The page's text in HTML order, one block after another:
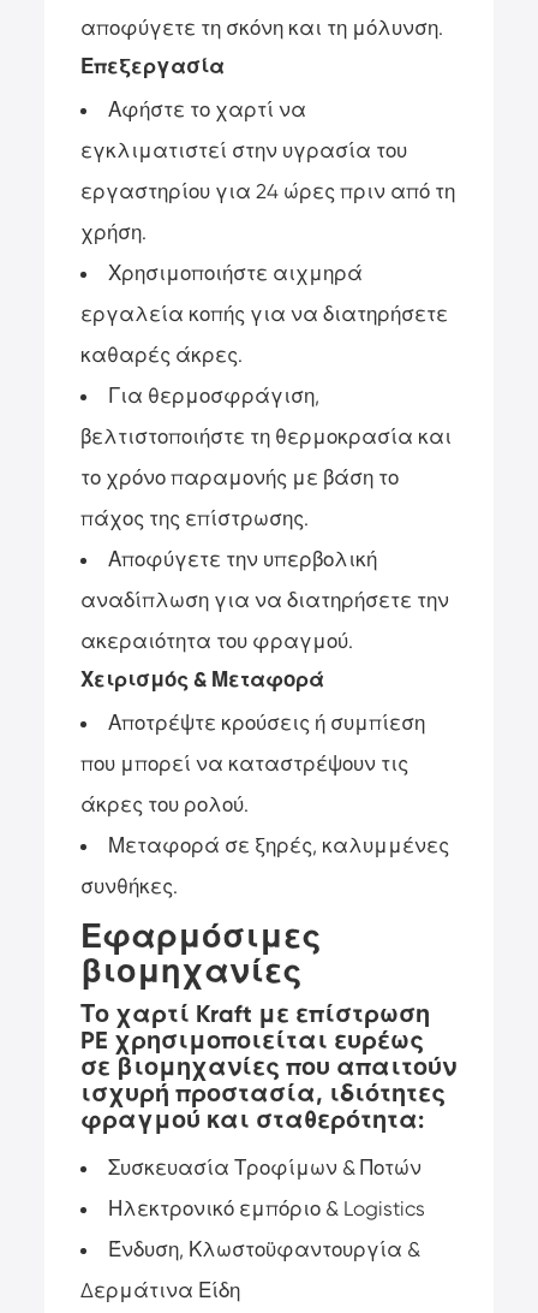
αποφύγετε τη σκόνη και τη μόλυνση.
Επεξεργασία
Αφήστε το χαρτί να
εγκλιματιστεί στην υγρασία του
εργαστηρίου για 24 ώρες πριν από τη
χρήση.
Χρησιμοποιήστε αιχμηρά
εργαλεία κοπής για να διατηρήσετε
καθαρές άκρες.
Για θερμοσφράγιση,
βελτιστοποιήστε τη θερμοκρασία και
το χρόνο παραμονής με βάση το
πάχος της επίστρωσης.
Αποφύγετε την υπερβολική
αναδίπλωση για να διατηρήσετε την
ακεραιότητα του φραγμού.
Χειρισμός & Μεταφορά
Αποτρέψτε κρούσεις ή συμπίεση
που μπορεί να καταστρέψουν τις
άκρες του ρολού.
Μεταφορά σε ξηρές, καλυμμένες
συνθήκες.
Εφαρμόσιμες
βιομηχανίες
Το χαρτί Kraft με επίστρωση
PE χρησιμοποιείται ευρέως
σε βιομηχανίες που απαιτούν
ισχυρή προστασία, ιδιότητες
φραγμού και σταθερότητα:
Συσκευασία Τροφίμων & Ποτών
Ηλεκτρονικό εμπόριο & Logistics
Ένδυση, Κλωστοϋφαντουργία &
Δερμάτινα Είδη